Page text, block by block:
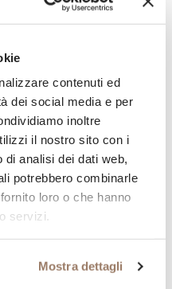
contenuti ed
dei social media e per
inoltre
il nostro sito con i
analisi dei dati web,
potrebbero combinarle
loro o che hanno
servizi.
Mostra dettagli
valtellinese
tipici della provincia
SENZA GLUTINE
SENZA LATTOSIO
Slinziga di Manzo
40,00€
notizie